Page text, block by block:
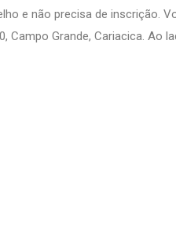
e não precisa de inscrição.
Campo Grande, Cariacica. Ao